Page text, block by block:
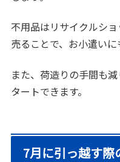
不用品はリサイクルシ
売ることで、お小遣いに
また、荷造りの手間も
タートできます。
7月に引っ越す際